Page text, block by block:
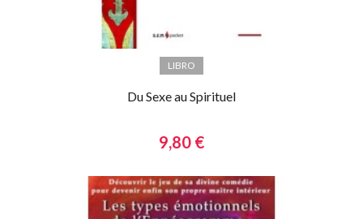
LIBRO
Du Sexe au Spirituel
9,80 €